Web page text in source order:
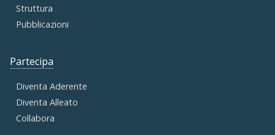
Struttura
Pubblicazioni
Partecipa
Diventa Aderente
Diventa Alleato
Collabora